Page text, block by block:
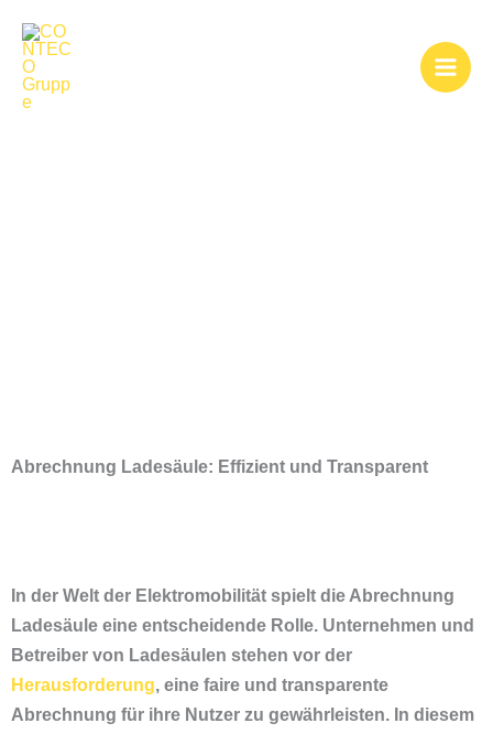
Inhalt
springen
Abrechnung Ladesäule: Effizient und Transparent
In der Welt der Elektromobilität spielt die Abrechnung
Ladesäule eine entscheidende Rolle. Unternehmen und
Betreiber von Ladesäulen stehen vor der
Herausforderung, eine faire und transparente
Abrechnung für ihre Nutzer zu gewährleisten. In diesem